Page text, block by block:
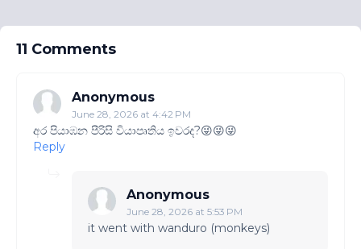
11 Comments
Anonymous
June 28, 2026 at 4:42 PM
අර පියාඹන පීරිසි වියාපෘතිය ඉවරද?😜😜😜
Reply
Anonymous
June 28, 2026 at 5:53 PM
it went with wanduro (monkeys)